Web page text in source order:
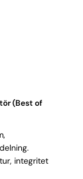
(Best of
integritet